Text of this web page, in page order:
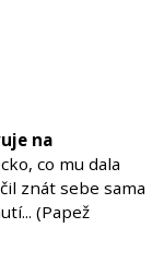
na
co mu dala
znát sebe sama
(Papež